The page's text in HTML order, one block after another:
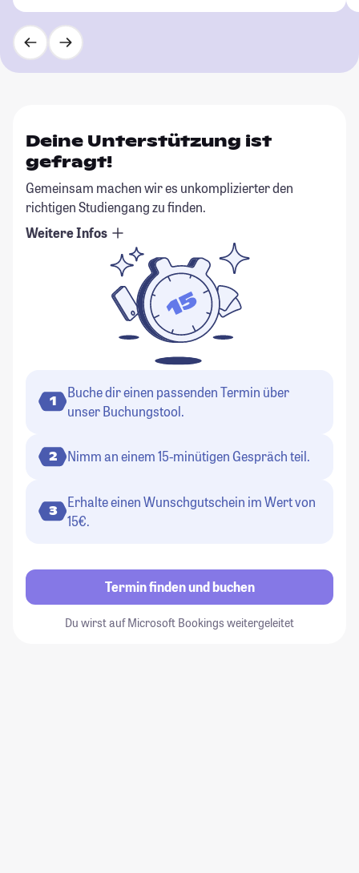
Deine Unterstützung ist
gefragt!
Gemeinsam machen wir es unkomplizierter den
richtigen Studiengang zu finden.
Weitere Infos
1
Buche dir einen passenden Termin über
unser Buchungstool.
2 Nimm an einem 15-minütigen Gespräch teil.
3
Erhalte einen Wunschgutschein im Wert von
15€.
Termin finden und buchen
Du wirst auf Microsoft Bookings weitergeleitet